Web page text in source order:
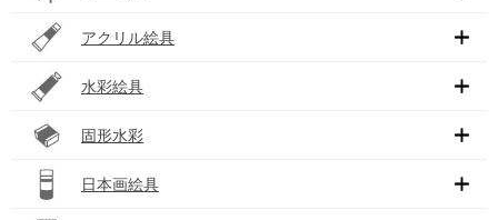
アクリル絵具
水彩絵具
固形水彩
日本画絵具